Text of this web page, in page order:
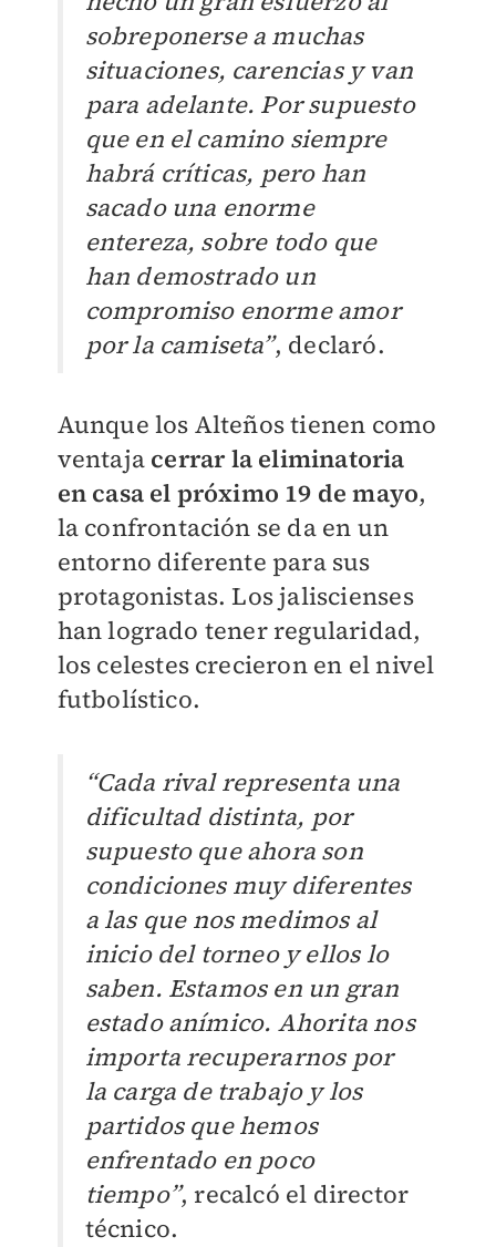
sobreponerse a muchas
situaciones, carencias y van
para adelante. Por supuesto
que en el camino siempre
habrá críticas, pero han
sacado una enorme
entereza, sobre todo que
han demostrado un
compromiso enorme amor
por la camiseta”, declaró.
Aunque los Alteños tienen como
ventaja cerrar la eliminatoria
en casa el próximo 19 de mayo,
la confrontación se da en un
entorno diferente para sus
protagonistas. Los jaliscienses
han logrado tener regularidad,
los celestes crecieron en el nivel
futbolístico.
“Cada rival representa una
dificultad distinta, por
supuesto que ahora son
condiciones muy diferentes
a las que nos medimos al
inicio del torneo y ellos lo
saben. Estamos en un gran
estado anímico. Ahorita nos
importa recuperarnos por
la carga de trabajo y los
partidos que hemos
enfrentado en poco
tiempo”, recalcó el director
técnico.